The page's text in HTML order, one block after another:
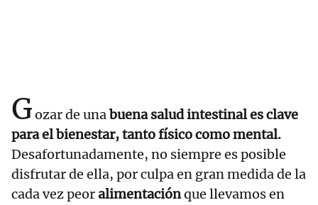
Gozar de unabuenasalud intestinales clave
para el bienestar, tanto físico como mental.
Desafortunadamente, no siempre es posible
disfrutar de ella, por culpa en gran medida de la
cada vez peoralimentaciónque llevamos en